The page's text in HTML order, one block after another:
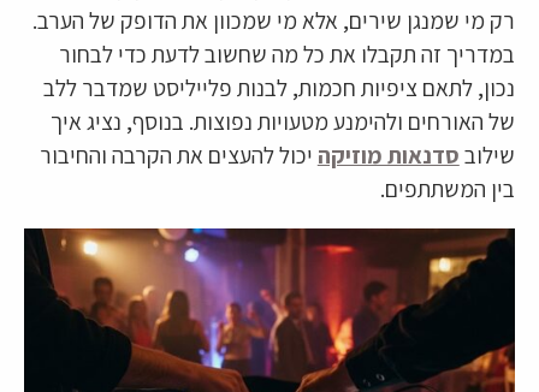
רק מי שמנגן שירים, אלא מי שמכוון את הדופק של הערב.
במדריך זה תקבלו את כל מה שחשוב לדעת כדי לבחור
נכון, לתאם ציפיות חכמות, לבנות פלייליסט שמדבר ללב
של האורחים ולהימנע מטעויות נפוצות. בנוסף, נציג איך
שילובסדנאות מוזיקה יכול להעצים את הקרבה והחיבור
בין המשתתפים.